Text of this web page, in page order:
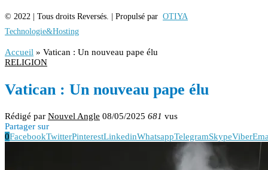
© 2022 | Tous droits Reversés. | Propulsé par OTIYA
Technologie&Hosting
Accueil » Vatican : Un nouveau pape élu
RELIGION
Vatican : Un nouveau pape élu
Rédigé par Nouvel Angle 08/05/2025 681 vus
Partager sur
0FacebookTwitterPinterestLinkedinWhatsappTelegramSkypeViber